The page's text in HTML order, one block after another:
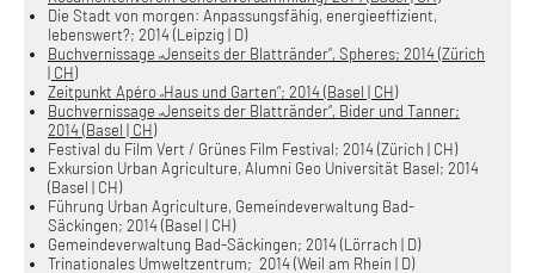
Die Stadt von morgen: Anpassungsfähig, energieeffizient,
lebenswert?; 2014 (Leipzig | D)
Buchvernissage „Jenseits der Blattränder“, Spheres; 2014 (Zürich
| CH)
Zeitpunkt Apéro „Haus und Garten“; 2014 (Basel | CH)
Buchvernissage „Jenseits der Blattränder“, Bider und Tanner;
2014 (Basel | CH)
Festival du Film Vert / Grünes Film Festival; 2014 (Zürich | CH)
Exkursion Urban Agriculture, Alumni Geo Universität Basel; 2014
(Basel | CH)
Führung Urban Agriculture, Gemeindeverwaltung Bad-
Säckingen; 2014 (Basel | CH)
Gemeindeverwaltung Bad-Säckingen; 2014 (Lörrach | D)
Trinationales Umweltzentrum; 2014 (Weil am Rhein | D)